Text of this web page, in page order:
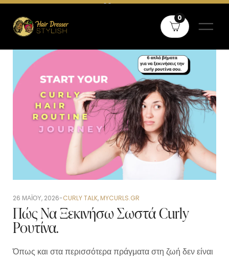
Δωρεάν μεταφορικά άνω των 60€ σε όλη την Ελλάδα και άνω των
0
26 ΜΑΪ́ΟΥ, 2026 CURLY TALK, MYCURLS.GR
Πώς Να Ξεκινήσω Σωστά Curly
Ρουτίνα.
Όπως και στα περισσότερα πράγματα στη ζωή δεν είναι